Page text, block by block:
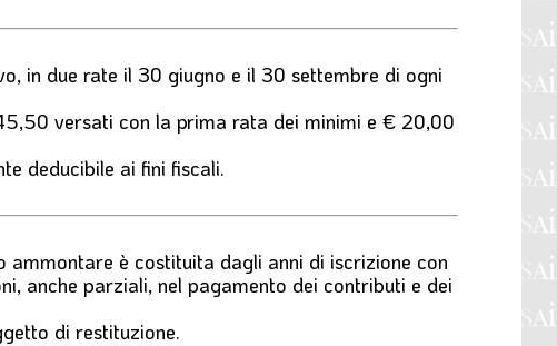
in due rate il 30 giugno e il 30 settembre di ogni
versati con la prima rata dei minimi e € 20,00
deducibile ai fini fiscali.
è costituita dagli anni di iscrizione con
anche parziali, nel pagamento dei contributi e dei
di restituzione.